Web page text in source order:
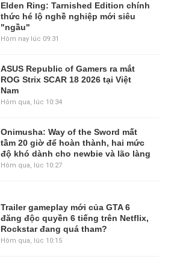
Elden Ring: Tarnished Edition chính
thức hé lộ nghề nghiệp mới siêu
"ngầu"
Hôm nay lúc 09:31
ASUS Republic of Gamers ra mắt
ROG Strix SCAR 18 2026 tại Việt
Nam
Hôm qua, lúc 10:34
Onimusha: Way of the Sword mất
tầm 20 giờ để hoàn thành, hai mức
độ khó dành cho newbie và lão làng
Hôm qua, lúc 10:27
Trailer gameplay mới của GTA 6
đăng độc quyền 6 tiếng trên Netflix,
Rockstar đang quá tham?
Hôm qua, lúc 10:15